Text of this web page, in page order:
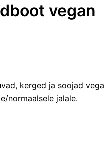
vegan
kerged ja soojad
normaalsele jalale.